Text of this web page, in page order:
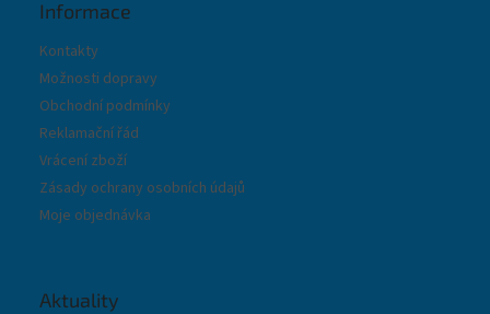
Informace
Kontakty
Možnosti dopravy
Obchodní podmínky
Reklamační řád
Vrácení zboží
Zásady ochrany osobních údajů
Moje objednávka
Aktuality